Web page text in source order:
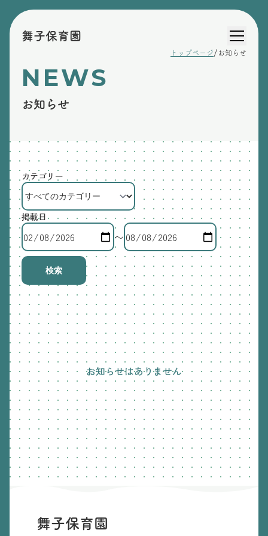
舞子保育園
トップページ/ お知らせ
NEWS
お知らせ
カテゴリー
掲載日
〜
検索
お知らせはありません
舞子保育園